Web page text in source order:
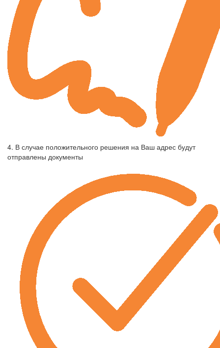
4. В случае положительного решения на Ваш адрес будут
отправлены документы